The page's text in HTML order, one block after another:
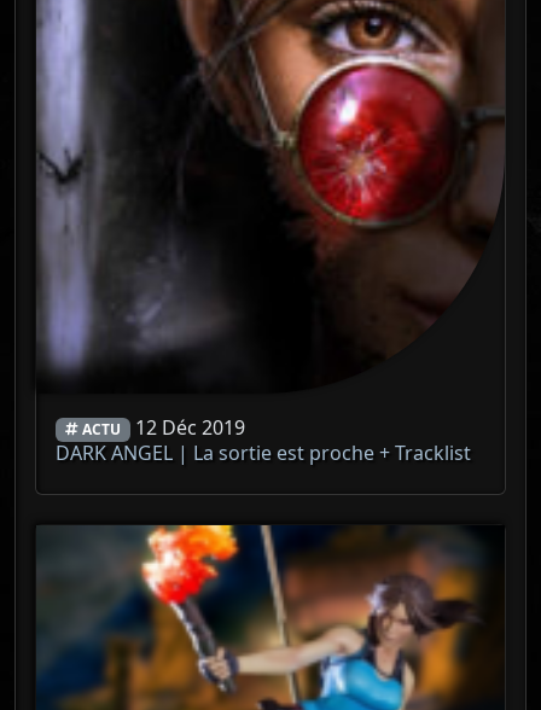
ACTU 12 Déc 2019
DARK ANGEL | La sortie est proche + Tracklist